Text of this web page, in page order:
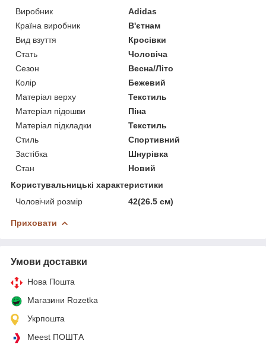
Виробник
Adidas
Країна виробник
В'єтнам
Вид взуття
Кросівки
Стать
Чоловіча
Сезон
Весна/Літо
Колір
Бежевий
Матеріал верху
Текстиль
Матеріал підошви
Піна
Матеріал підкладки
Текстиль
Стиль
Спортивний
Застібка
Шнурівка
Стан
Новий
Користувальницькі характеристики
Чоловічий розмір
42(26.5 см)
Приховати
Умови доставки
Нова Пошта
Магазини Rozetka
Укрпошта
Meest ПОШТА